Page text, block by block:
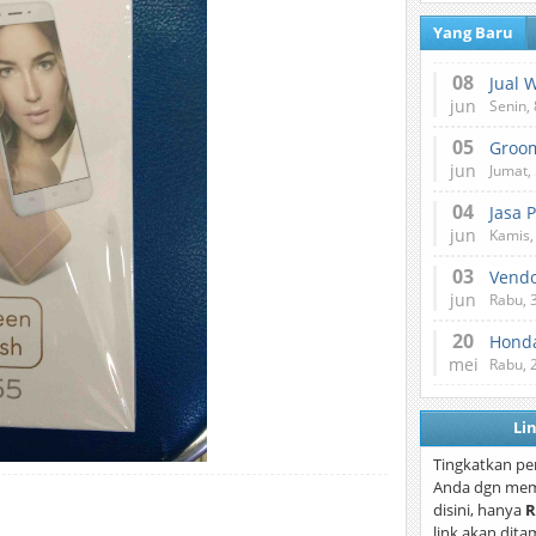
Yang Baru
08
jun
Jual
Senin,
05
jun
04
jun
Jasa
03
jun Rabu,
20
mei Rabu,
Tingkatkan
Anda dgn
disini, hanya